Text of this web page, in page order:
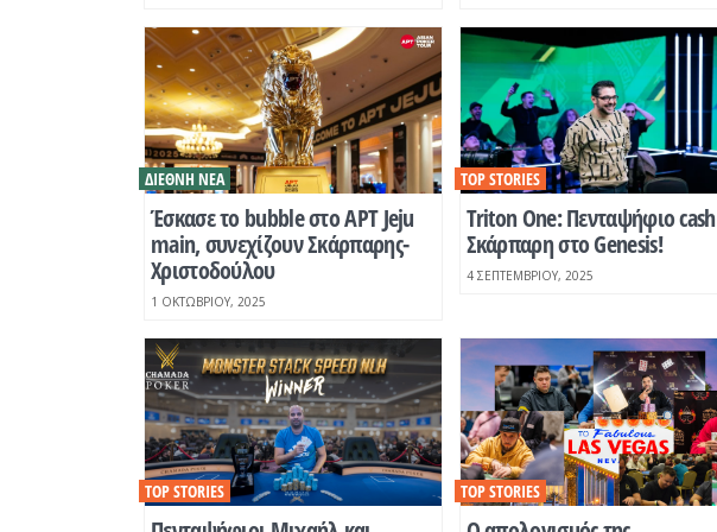
Έσκασε το bubble στο APT Jeju
main, συνεχίζουν Σκάρπαρης-
Χριστοδούλου
ΔΙΕΘΝΉ ΝΈΑ
1 ΟΚΤΩΒΡΊΟΥ, 2025
Τriton One: Πενταψήφιο cash
Σκάρπαρη στο Genesis!
TOP STORIES
4 ΣΕΠΤΕΜΒΡΊΟΥ, 2025
TOP STORIES TOP STORIES